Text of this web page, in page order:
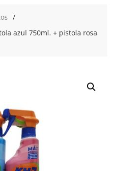
azul 750ml. + pistola rosa